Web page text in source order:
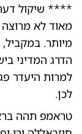
**** שיקול
מאוד לא
מיותר.
הדרג המדיני
למרות היעדר
לכן.
​טראמפ תהה